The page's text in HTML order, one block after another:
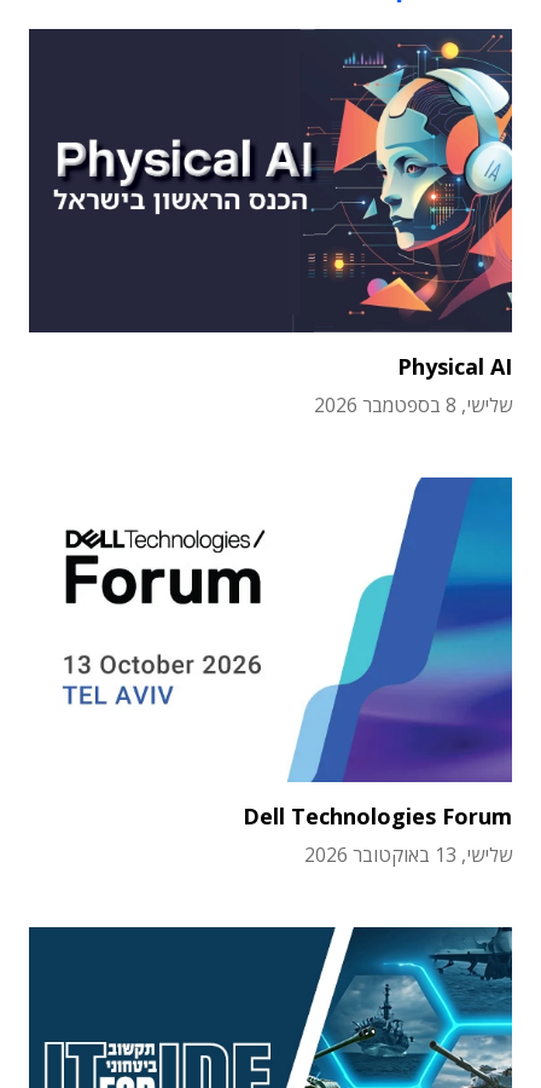
Physical AI
שלישי, 8 בספטמבר 2026
Dell Technologies Forum
שלישי, 13 באוקטובר 2026